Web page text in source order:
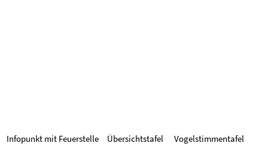
Infopunkt mit Feuerstelle Übersichtstafel
Vogelstimmentafel